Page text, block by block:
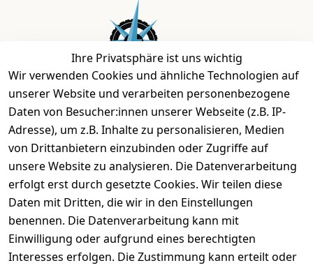
Ihre Privatsphäre ist uns wichtig
Wir verwenden Cookies und ähnliche Technologien auf
unserer Website und verarbeiten personenbezogene
Daten von Besucher:innen unserer Webseite (z.B. IP-
Adresse), um z.B. Inhalte zu personalisieren, Medien
von Drittanbietern einzubinden oder Zugriffe auf
unsere Website zu analysieren. Die Datenverarbeitung
erfolgt erst durch gesetzte Cookies. Wir teilen diese
Daten mit Dritten, die wir in den Einstellungen
benennen. Die Datenverarbeitung kann mit
Einwilligung oder aufgrund eines berechtigten
Interesses erfolgen. Die Zustimmung kann erteilt oder
Bei uns findest Du das richtige Fahrgefühl. Auf über
2.400 m² bieten wir Dir die beste Beratung zu
Kinderfahrrädern über E-MTBs bis hin zu
Lastenfahrrädern und Elektrorollern.
EINKAUFEN
› Fahrrad Aachen
Zahlungs- und Versandbedingungen